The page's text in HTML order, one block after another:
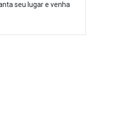
seu lugar e venha